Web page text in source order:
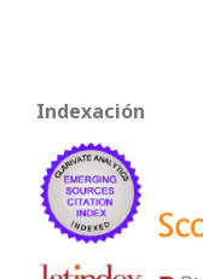
Indexación